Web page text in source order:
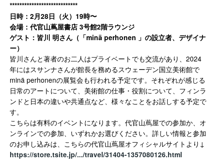
****************************
日時：2月28日（火）19時〜
会場：代官山蔦屋書店 3号館2階ラウンジ
ゲスト：皆川 明さん（「minä perhonen 」の設立者、デザイナ
ー）
皆川さんと著者のお二人はプライベートでも交流があり、2024
年にはスサンナさんが館長を務めるスウェーデン国立美術館で
minä perhonenの展覧会も行われる予定です。それぞれが感じる
日常のアートについて、美術館の仕事・役割について、フィンラ
ンドと日本の違いや共通点など、様々なことをお話しする予定で
す。
こちらは有料のイベントになります。代官山蔦屋での参加か、オ
ンラインでの参加、いずれかお選びください。詳しい情報と参加
のお申し込みは、こちらの代官山蔦屋オフィシャルサイトより↓
https://store.tsite.jp/.../travel/31404-1357080126.html